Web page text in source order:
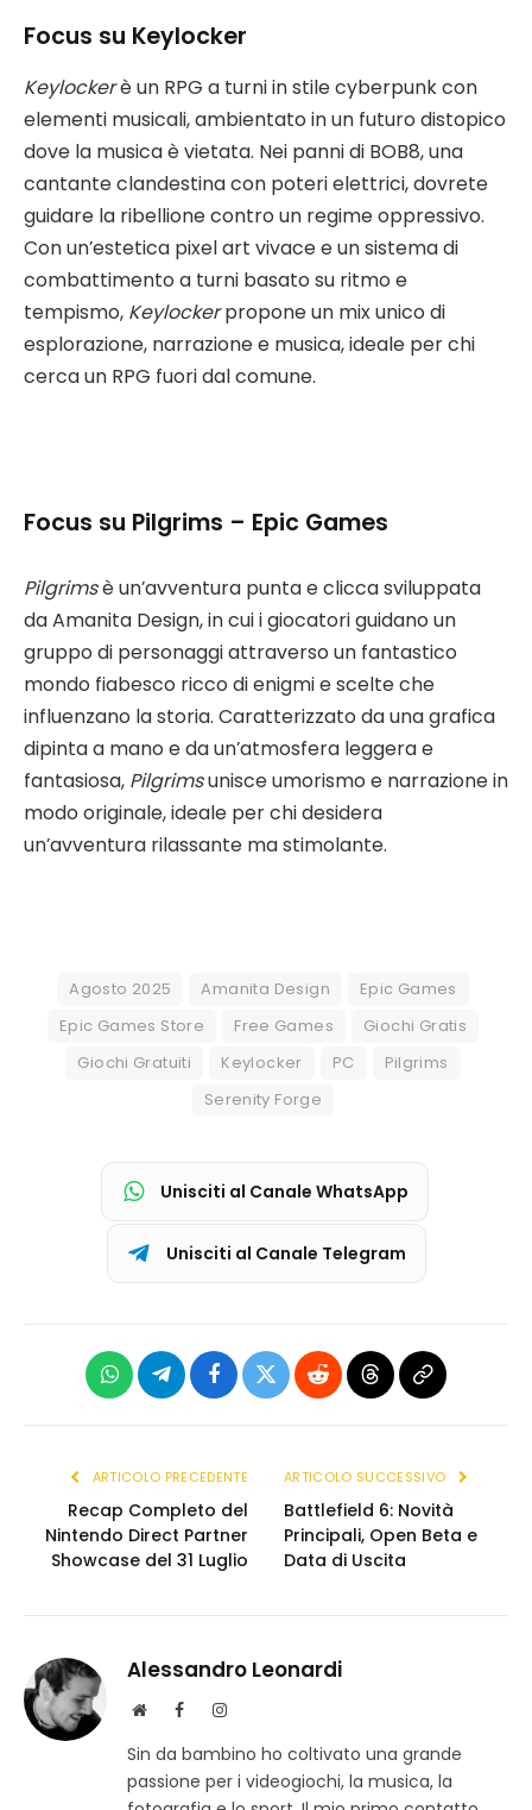
Focus su Keylocker
Keylockerè un RPG a turni in stile cyberpunk con
elementi musicali, ambientato in un futuro distopico
dove la musica è vietata. Nei panni di BOB8, una
cantante clandestina con poteri elettrici, dovrete
guidare la ribellione contro un regime oppressivo.
Con un’estetica pixel art vivace e un sistema di
combattimento a turni basato su ritmo e
tempismo, Keylockerpropone un mix unico di
esplorazione, narrazione e musica, ideale per chi
cerca un RPG fuori dal comune.
Focus su Pilgrims – Epic Games
Pilgrimsè un’avventura punta e clicca sviluppata
da Amanita Design, in cui i giocatori guidano un
gruppo di personaggi attraverso un fantastico
mondo fiabesco ricco di enigmi e scelte che
influenzano la storia. Caratterizzato da una grafica
dipinta a mano e da un’atmosfera leggera e
fantasiosa, Pilgrimsunisce umorismo e narrazione in
modo originale, ideale per chi desidera
un’avventura rilassante ma stimolante.
Agosto 2025 Amanita Design
Epic Games
Epic Games Store
Free Games
Giochi Gratis
Giochi Gratuiti
Keylocker PC
Pilgrims
Serenity Forge
Unisciti al Canale WhatsApp
Unisciti al Canale Telegram
WhatsAppTelegramFacebook
X
RedditThreadsCopia
ARTICOLO PRECEDENTE
Recap Completo del
Nintendo Direct Partner
Showcase del 31 Luglio
ARTICOLO SUCCESSIVO
Battlefield 6: Novità
Principali, Open Beta e
Data di Uscita
Alessandro Leonardi
S
t
o
w
F
c
e
b
I
s
t
a
Sin da bambino ho coltivato una grande
passione per i videogiochi, la musica, la